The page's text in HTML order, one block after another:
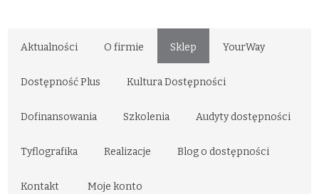
Aktualności O firmie Sklep YourWay
Dostępność Plus Kultura Dostępności
Dofinansowania Szkolenia Audyty dostępności
Tyflografika Realizacje Blog o dostępności
Kontakt Moje konto